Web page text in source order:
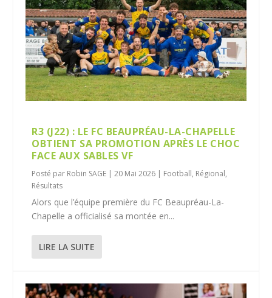
R3 (J22) : LE FC BEAUPRÉAU-LA-CHAPELLE
OBTIENT SA PROMOTION APRÈS LE CHOC
FACE AUX SABLES VF
Posté par Robin SAGE |20 Mai 2026 | Football, Régional,
Résultats
Alors que l’équipe première du FC Beaupréau-La-
Chapelle a officialisé sa montée en...
LIRE LA SUITE